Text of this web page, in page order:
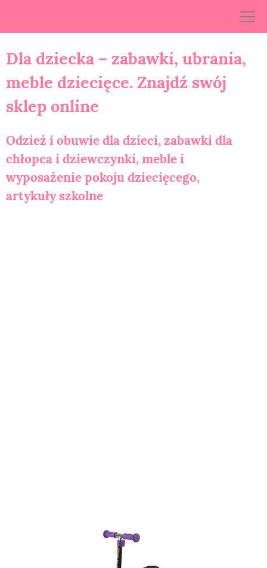
Dla dziecka – zabawki, ubrania,
meble dziecięce. Znajdź swój
sklep online
Odzież i obuwie dla dzieci, zabawki dla
chłopca i dziewczynki, meble i
wyposażenie pokoju dziecięcego,
artykuły szkolne